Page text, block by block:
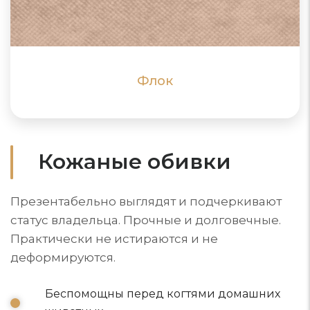
Флок
пыль, не впитывает воду
ПОДРОБНЕЕ
ПОДРОБНЕЕ
Кожаные обивки
Презентабельно выглядят и подчеркивают
статус владельца. Прочные и долговечные.
Практически не истираются и не
деформируются.
Беспомощны перед когтями домашних